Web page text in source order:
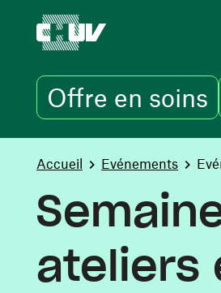
Offre en soins
You are here:
Accueil Evénements
ateliers